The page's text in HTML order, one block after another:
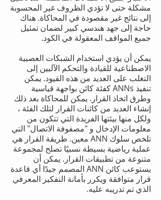
مشكلة حتى لا تؤدي الظروف غير المحسوبة
إلى نتائج غير مقصودة في المحاكاة. هناك
حاجة إلى جهد هندسي كبير لضمان تمثيل
جميع المواقف المعقولة في الكود.
يمكن أن يؤدي استخدام الشبكات العصبية
الاصطناعية للقيادة والتحكم الآليين إلى
التغلب على العديد من هذه القيود. يمكن
تنفيذ ANNs كفئة كائن بواجهة قياسية
وطرق اتخاذ القرار. يمكن للمحاكاة بعد ذلك
إنشاء العديد من كائنات القرار لتلك الفئة ،
ولكل منها بيئتها الفريدة التي تتكون من
معلومات الإدخال و "مصفوفة الاتصال" التي
تلخص سلوك ANN معين. طريقة القرار هي
عملية رياضية بسيطة نسبيًا تصلح لمجموعة
متنوعة من تطبيقات القرار. يمكن أن
يستوعب كائن ANN المصمم جيدًا أي قاعدة
قرار متوافقة ويكرر بأمانة التفكير المعرفي
الذي تم تدريبه عليه.